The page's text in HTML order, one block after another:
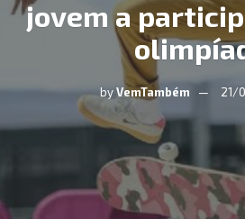
jovem a
by VemTambém 21/